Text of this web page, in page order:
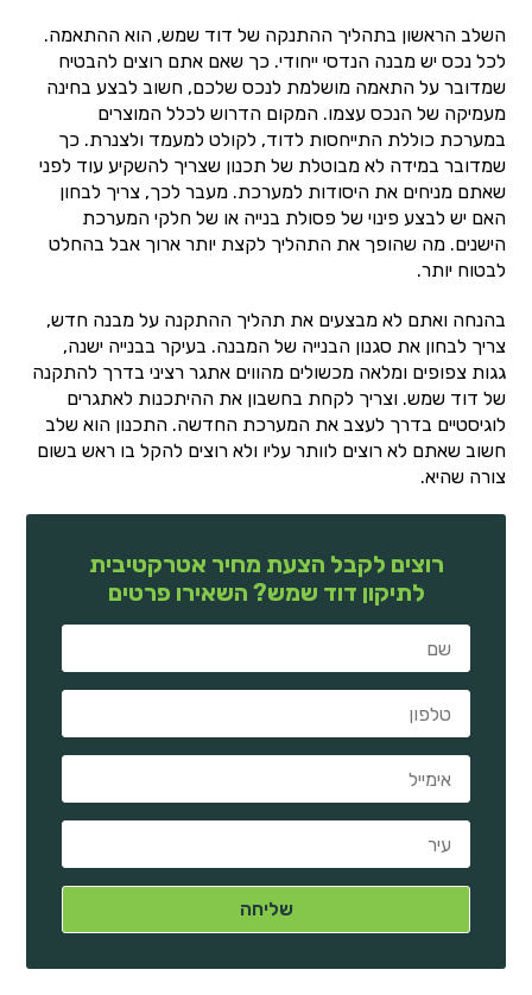
השלב הראשון בתהליך ההתנקה של דוד שמש, הוא ההתאמה.
לכל נכס יש מבנה הנדסי ייחודי. כך שאם אתם רוצים להבטיח
שמדובר על התאמה מושלמת לנכס שלכם, חשוב לבצע בחינה
מעמיקה של הנכס עצמו. המקום הדרוש לכלל המוצרים
במערכת כוללת התייחסות לדוד, לקולט למעמד ולצנרת. כך
שמדובר במידה לא מבוטלת של תכנון שצריך להשקיע עוד לפני
שאתם מניחים את היסודות למערכת. מעבר לכך, צריך לבחון
האם יש לבצע פינוי של פסולת בנייה או של חלקי המערכת
הישנים. מה שהופך את התהליך לקצת יותר ארוך אבל בהחלט
לבטוח יותר.
בהנחה ואתם לא מבצעים את תהליך ההתקנה על מבנה חדש,
צריך לבחון את סגנון הבנייה של המבנה. בעיקר בבנייה ישנה,
גגות צפופים ומלאה מכשולים מהווים אתגר רציני בדרך להתקנה
של דוד שמש. וצריך לקחת בחשבון את ההיתכנות לאתגרים
לוגיסטיים בדרך לעצב את המערכת החדשה. התכנון הוא שלב
חשוב שאתם לא רוצים לוותר עליו ולא רוצים להקל בו ראש בשום
צורה שהיא.
רוצים לקבל הצעת מחיר אטרקטיבית
לתיקון דוד שמש? השאירו פרטים